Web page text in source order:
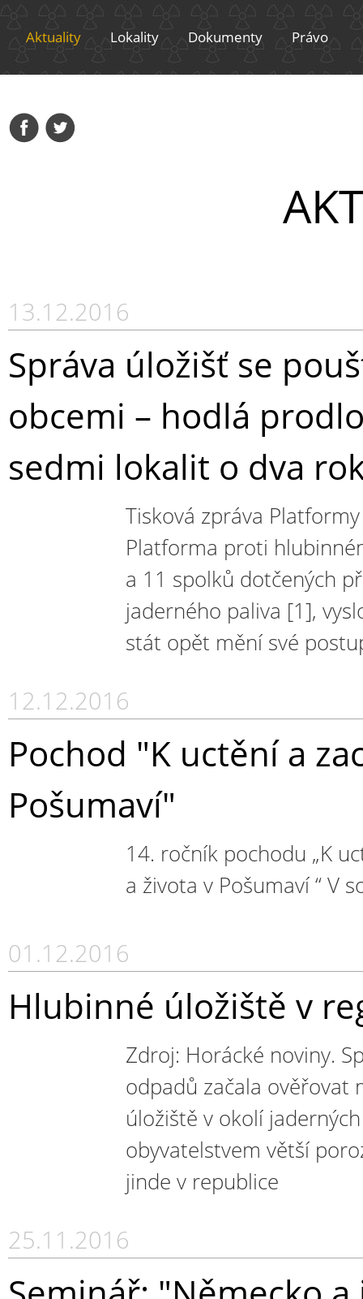
Aktuality Lokality Dokumenty Právo
13.12.2016
Správa úložišť se
obcemi – hodlá
sedmi lokalit o dva
Tisková zpráva
Platforma proti
a 11 spolků dotčených
jaderného paliva [1],
stát opět mění své
12.12.2016
Pochod "K uctění a
Pošumaví"
14. ročník pochodu „K
a života v Pošumaví “ V
01.12.2016
Hlubinné úložiště v
Zdroj: Horácké noviny.
odpadů začala
úložiště v okolí
obyvatelstvem větší
jinde v republice
25.11.2016